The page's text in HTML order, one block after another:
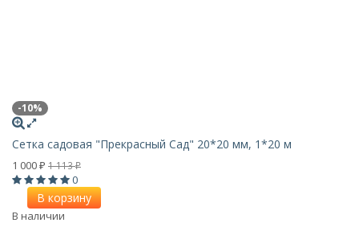
-10%
Сетка садовая "Прекрасный Сад" 20*20 мм, 1*20 м
1 000 ₽ 1 113₽
0
В корзину
В наличии